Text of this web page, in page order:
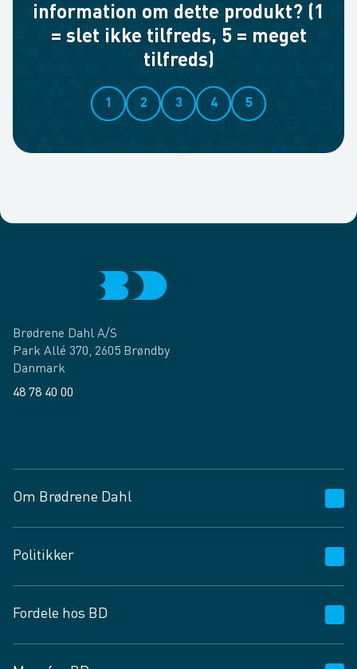
information om dette produkt? (1
= slet ikke tilfreds, 5 = meget
tilfreds)
1 2 3 4 5
Brødrene Dahl A/S
Park Allé 370, 2605 Brøndby
Danmark
48 78 40 00
Om Brødrene Dahl
Vagttelefon 30 10 89 89
Spørgsmål og svar
Job og karriere
Fødevarekontrolrapport
Politikker
Privatlivspolitik
Cookies
Fordele hos BD